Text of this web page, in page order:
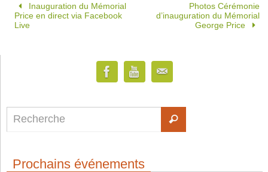
Inauguration du Mémorial
Price en direct via Facebook
Live
Photos Cérémonie
d’inauguration du Mémorial
George Price
Prochains événements